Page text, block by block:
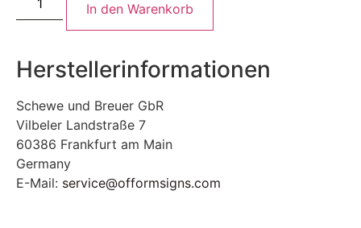
In den Warenkorb
Herstellerinformationen
Schewe und Breuer GbR
Vilbeler Landstraße 7
60386 Frankfurt am Main
Germany
E-Mail: service@offormsigns.com